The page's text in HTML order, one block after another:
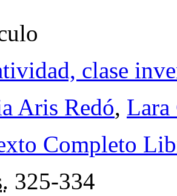
clase
Aris Redó, Lara
Completo
325-334